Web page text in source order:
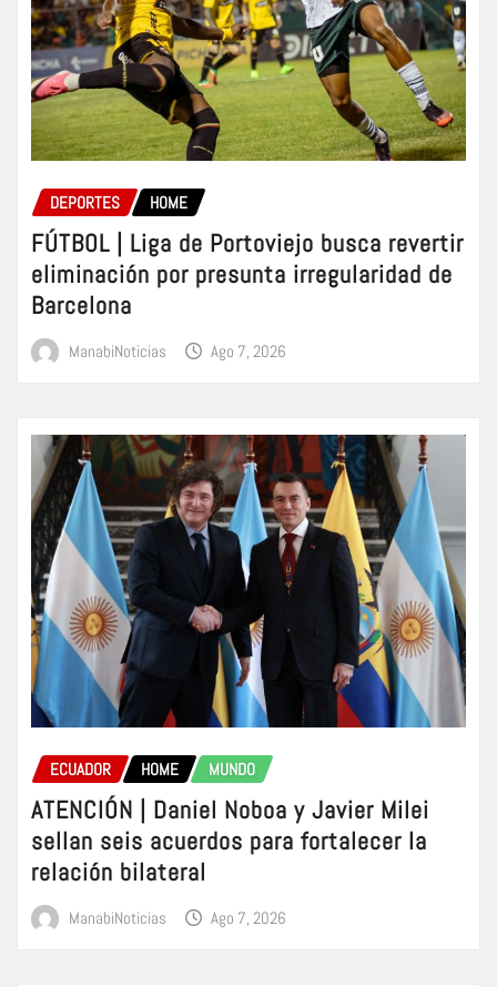
DEPORTES HOME
FÚTBOL | Liga de Portoviejo busca revertir
eliminación por presunta irregularidad de
Barcelona
ManabiNoticias Ago 7, 2026
ECUADOR HOME MUNDO
ATENCIÓN | Daniel Noboa y Javier Milei
sellan seis acuerdos para fortalecer la
relación bilateral
ManabiNoticias Ago 7, 2026